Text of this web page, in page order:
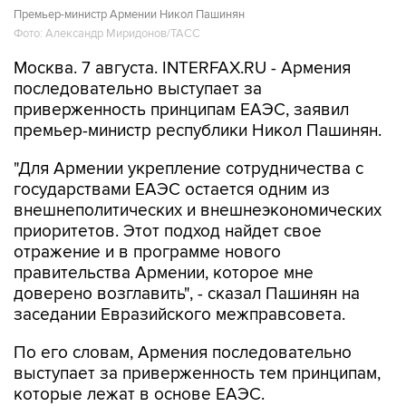
Премьер-министр Армении Никол Пашинян
Фото: Александр Миридонов/ТАСС
Москва. 7 августа. INTERFAX.RU - Армения
последовательно выступает за
приверженность принципам ЕАЭС, заявил
премьер-министр республики Никол Пашинян.
"Для Армении укрепление сотрудничества с
государствами ЕАЭС остается одним из
внешнеполитических и внешнеэкономических
приоритетов. Этот подход найдет свое
отражение и в программе нового
правительства Армении, которое мне
доверено возглавить", - сказал Пашинян на
заседании Евразийского межправсовета.
По его словам, Армения последовательно
выступает за приверженность тем принципам,
которые лежат в основе ЕАЭС.